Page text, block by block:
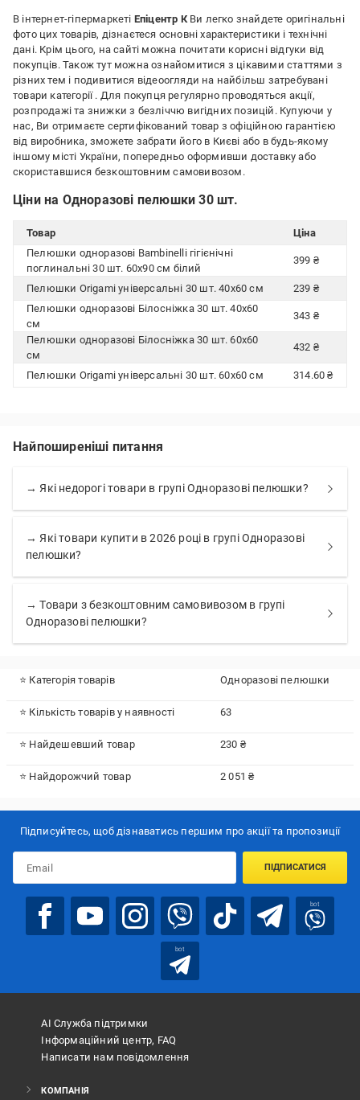
В інтернет-гіпермаркеті Епіцентр КВи легко знайдете оригінальні
фото цих товарів, дізнаєтеся основні характеристики і технічні
дані. Крім цього, на сайті можна почитати корисні відгуки від
покупців. Також тут можна ознайомитися з цікавими статтями з
різних тем і подивитися відеоогляди на найбільш затребувані
товари категорії . Для покупця регулярно проводяться акції,
розпродажі та знижки з безліччю вигідних позицій. Купуючи у
нас, Ви отримаєте сертифікований товар з офіційною гарантією
від виробника, зможете забрати його в Києві або в будь-якому
іншому місті України, попередньо оформивши доставку або
скориставшися безкоштовним самовивозом.
Ціни на Одноразові пелюшки 30 шт.
Товар
Ціна
Пелюшки одноразові Bambinelli гігієнічні
поглинальні 30 шт. 60х90 см білий
399 ₴
Пелюшки Origami універсальні 30 шт. 40х60 см
239 ₴
Пелюшки одноразові Білосніжка 30 шт. 40х60
см
343 ₴
Пелюшки одноразові Білосніжка 30 шт. 60х60
см
432 ₴
Пелюшки Origami універсальні 30 шт. 60х60 см 314.60 ₴
Найпоширеніші питання
→ Які недорогі товари в групі Одноразові пелюшки?
→ Які товари купити в 2026 році в групі Одноразові
пелюшки?
→ Товари з безкоштовним самовивозом в групі
Одноразові пелюшки?
⭐ Категорія товарів Одноразові пелюшки
⭐ Кількість товарів у наявності 63
⭐ Найдешевший товар 230 ₴
⭐ Найдорожчий товар 2 051 ₴
Підписуйтесь, щоб дізнаватись першим про акції та пропозиції
ПІДПИСАТИСЯ
bot
bot
АІ Служба підтримки
Інформаційний центр, FAQ
Написати нам повідомлення
КОМПАНІЯ